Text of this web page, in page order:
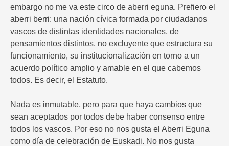
embargo no me va este circo de aberri eguna. Prefiero el
aberri berri: una nación cívica formada por ciudadanos
vascos de distintas identidades nacionales, de
pensamientos distintos, no excluyente que estructura su
funcionamiento, su institucionalización en torno a un
acuerdo político amplio y amable en el que cabemos
todos. Es decir, el Estatuto.
Nada es inmutable, pero para que haya cambios que
sean aceptados por todos debe haber consenso entre
todos los vascos. Por eso no nos gusta el Aberri Eguna
como día de celebración de Euskadi. No nos gusta